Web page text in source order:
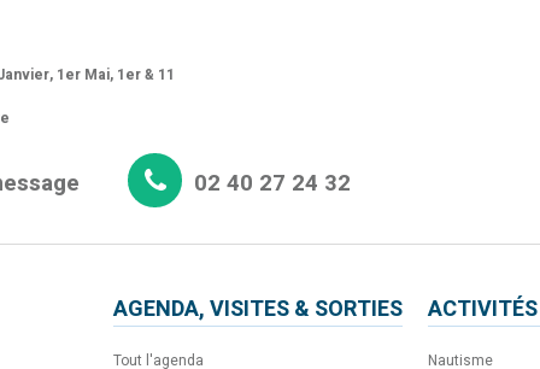
1er Mai, 1er & 11
02 40 27 24 32
AGENDA, VISITES & SORTIES
Tout l'agenda Nautisme